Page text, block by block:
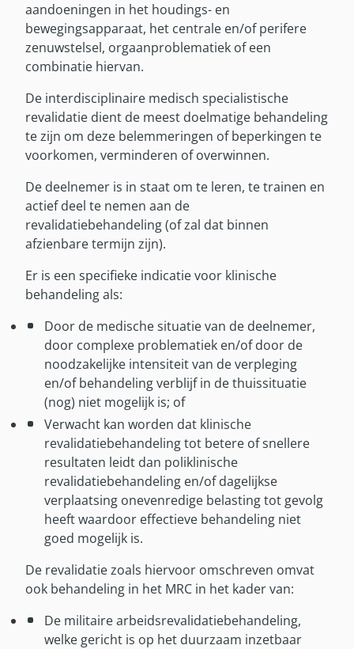
aandoeningen in het houdings- en
bewegingsapparaat, het centrale en/of perifere
zenuwstelsel, orgaanproblematiek of een
combinatie hiervan.
De interdisciplinaire medisch specialistische
revalidatie dient de meest doelmatige behandeling
te zijn om deze belemmeringen of beperkingen te
voorkomen, verminderen of overwinnen.
De deelnemer is in staat om te leren, te trainen en
actief deel te nemen aan de
revalidatiebehandeling (of zal dat binnen
afzienbare termijn zijn).
Er is een specifieke indicatie voor klinische
behandeling als:
Door de medische situatie van de deelnemer,
door complexe problematiek en/of door de
noodzakelijke intensiteit van de verpleging
en/of behandeling verblijf in de thuissituatie
(nog) niet mogelijk is; of
Verwacht kan worden dat klinische
revalidatiebehandeling tot betere of snellere
resultaten leidt dan poliklinische
revalidatiebehandeling en/of dagelijkse
verplaatsing onevenredige belasting tot gevolg
heeft waardoor effectieve behandeling niet
goed mogelijk is.
De revalidatie zoals hiervoor omschreven omvat
ook behandeling in het MRC in het kader van:
De militaire arbeidsrevalidatiebehandeling,
welke gericht is op het duurzaam inzetbaar